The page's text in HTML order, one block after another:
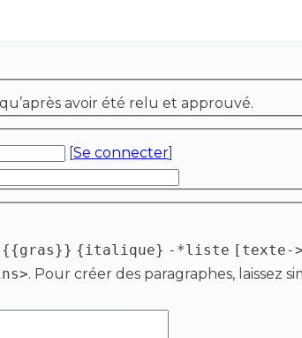
avoir été relu et approuvé.
[Se connecter]
{{gras}} {italique} -*liste [texte-
. Pour créer des paragraphes, laissez